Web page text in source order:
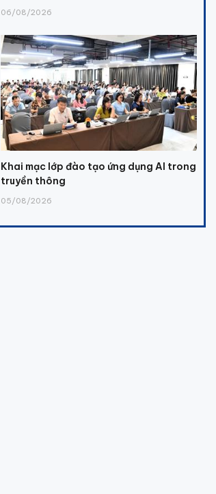
06/08/2026
Khai mạc lớp đào tạo ứng dụng AI trong
truyền thông
05/08/2026